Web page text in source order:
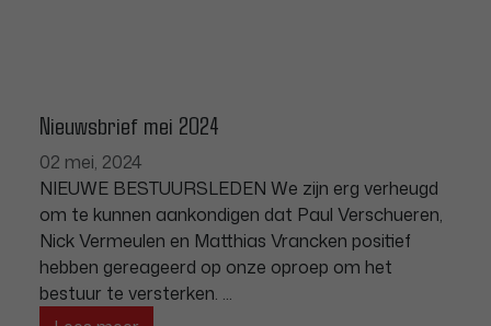
Nieuwsbrief mei 2024
02 mei, 2024
NIEUWE BESTUURSLEDEN We zijn erg verheugd
om te kunnen aankondigen dat Paul Verschueren,
Nick Vermeulen en Matthias Vrancken positief
hebben gereageerd op onze oproep om het
bestuur te versterken. ...